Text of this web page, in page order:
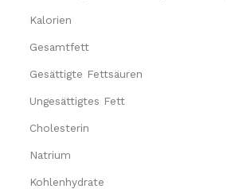
Kalorien
Gesamtfett
Gesättigte Fettsäuren
Ungesättigtes Fett
Cholesterin
Natrium
Kohlenhydrate